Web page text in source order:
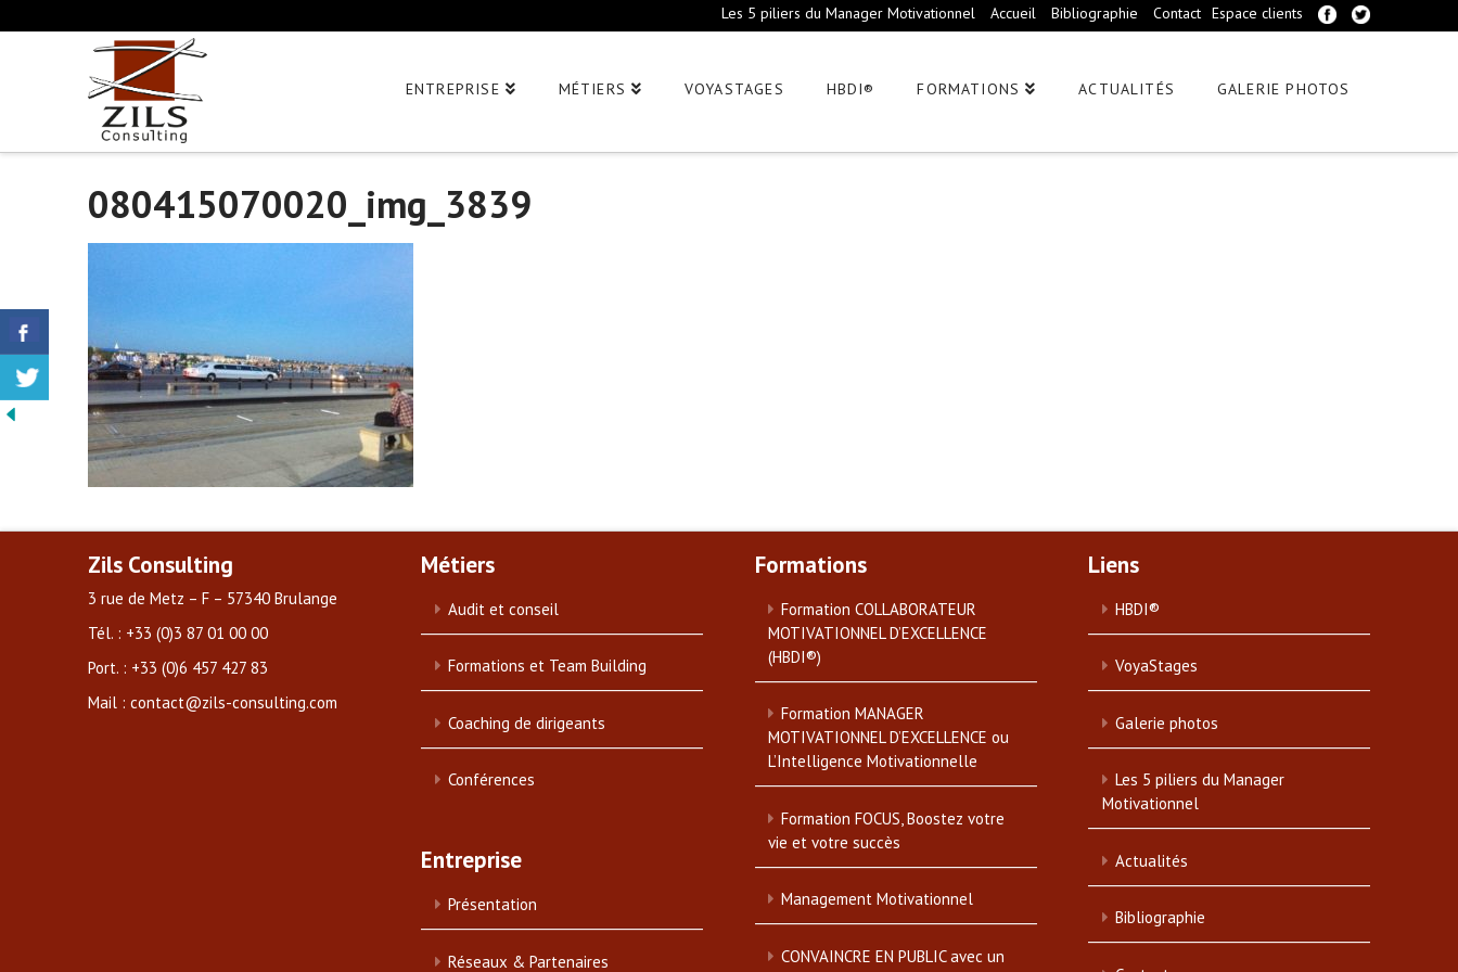
Les 5 piliers du Manager Motivationnel Accueil Bibliographie Contact Espace clients
ENTREPRISE MÉTIERS VOYASTAGES HBDI® FORMATIONS ACTUALITÉS GALERIE PHOTOS
080415070020_img_3839
Zils Consulting
3 rue de Metz – F – 57340 Brulange
Tél. : +33 (0)3 87 01 00 00
Port. : +33 (0)6 457 427 83
Mail : contact@zils-consulting.com
Métiers
Audit et conseil
Formations et Team Building
Coaching de dirigeants
Conférences
Entreprise
Présentation
Réseaux & Partenaires
Formations
Formation COLLABORATEUR
MOTIVATIONNEL D’EXCELLENCE
(HBDI®)
Formation MANAGER
MOTIVATIONNEL D’EXCELLENCE ou
L’Intelligence Motivationnelle
Formation FOCUS, Boostez votre
vie et votre succès
Management Motivationnel
CONVAINCRE EN PUBLIC avec un
Liens
HBDI®
VoyaStages
Galerie photos
Les 5 piliers du Manager
Motivationnel
Actualités
Bibliographie